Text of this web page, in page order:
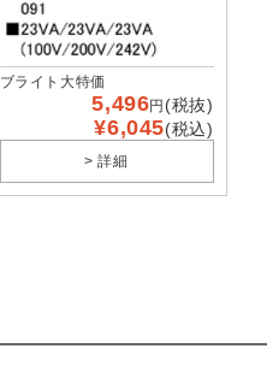
ブライト大特価
5,496円 (税抜)
¥6,045(税込)
> 詳細